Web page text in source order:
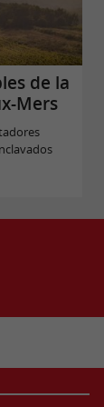
de la
Mers